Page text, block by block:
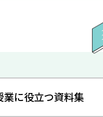
業に役立つ資料集